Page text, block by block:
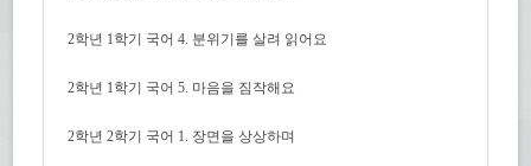
2학년 1학기 국어 4. 분위기를 살려 읽어요
2학년 1학기 국어 5. 마음을 짐작해요
2학년 2학기 국어 1. 장면을 상상하며